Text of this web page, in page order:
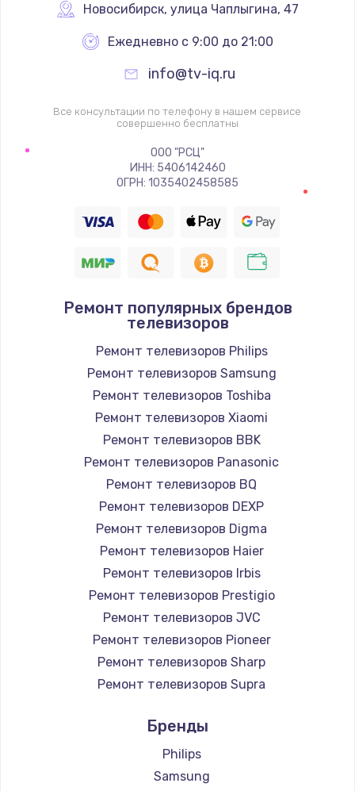
Заказать
1400 руб.
Заказать
Восстановление цепи питания, пайка
880 руб.
390 руб.
Замена Bluetooth/Wi-Fi модуля
800 руб.
Замена картридера
Заказать
Замена микросхемы NFC
1100 руб.
Заказать
Замена шим-контроллера
3900 руб.
Заказать
1030 руб.
Заказать
Новосибирск, улица Чаплыгина, 47
Ежедневно с 9:00 до 21:00
info@tv-iq.ru
Все консультации по телефону в нашем сервисе
совершенно бесплатны
ООО "РСЦ"
ИНН: 5406142460
ОГРН: 1035402458585
Ремонт популярных брендов
телевизоров
Ремонт телевизоров Philips
Ремонт телевизоров Samsung
Ремонт телевизоров Toshiba
Ремонт телевизоров Xiaomi
Ремонт телевизоров BBK
Ремонт телевизоров Panasonic
Ремонт телевизоров BQ
Ремонт телевизоров DEXP
Ремонт телевизоров Digma
Ремонт телевизоров Haier
Ремонт телевизоров Irbis
Ремонт телевизоров Prestigio
Ремонт телевизоров JVC
Ремонт телевизоров Pioneer
Ремонт телевизоров Sharp
Ремонт телевизоров Supra
Ремонт телевизоров Hisense
Ремонт телевизоров Daewoo
Ремонт телевизоров Centek
Бренды
Philips
Samsung